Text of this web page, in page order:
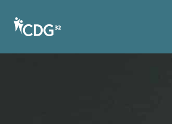
Accéder aux offres d’emploi